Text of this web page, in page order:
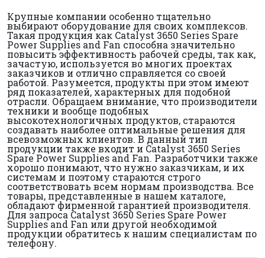
Крупные компании особенно тщательно
выбирают оборудование для своих комплексов.
Такая продукция как Catalyst 3650 Series Spare
Power Supplies and Fan способна значительно
повысить эффективность рабочей среды, так как,
зачастую, используется во многих проектах
заказчиков и отлично справляется со своей
работой. Разумеется, продукты при этом имеют
ряд показателей, характерных для подобной
отрасли. Обращаем внимание, что производители
техники и вообще подобных
высокотехнологичных продуктов, стараются
создавать наиболее оптимальные решения для
всевозможных клиентов. В данный тип
продукции также входит и Catalyst 3650 Series
Spare Power Supplies and Fan. Разработчики также
хорошо понимают, что нужно заказчикам, и их
системам и поэтому стараются строго
соответствовать всем нормам производства. Все
товары, представленные в нашем каталоге,
обладают фирменной гарантией производителя.
Для запроса Catalyst 3650 Series Spare Power
Supplies and Fan или другой необходимой
продукции обратитесь к нашим специалистам по
телефону.